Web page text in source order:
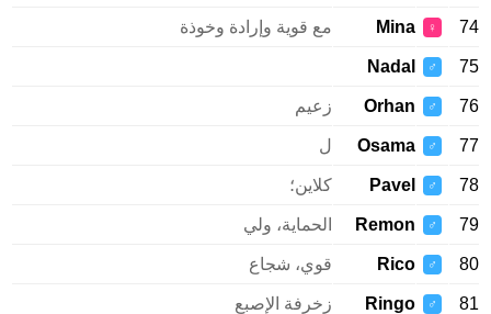
74
♀
Mina مع قوية وإرادة وخوذة
75
♂
Nadal
76
♂
Orhan زعيم
77
♂
Osama ل
78
♂
Pavel كلاين؛
79
♂
Remon الحماية، ولي
80
♂
Rico قوي، شجاع
81
♂
Ringo زخرفة الإصبع